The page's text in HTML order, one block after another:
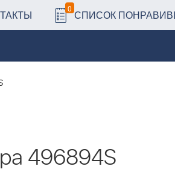
0 СПИСОК
496894S